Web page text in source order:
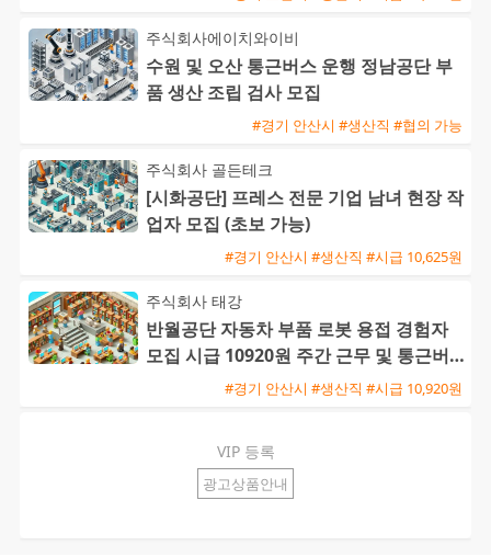
주식회사에이치와이비
수원 및 오산 통근버스 운행 정남공단 부
품 생산 조립 검사 모집
#경기 안산시 #생산직 #협의 가능
주식회사 골든테크
[시화공단] 프레스 전문 기업 남녀 현장 작
업자 모집 (초보 가능)
#경기 안산시 #생산직 #시급 10,625원
주식회사 태강
반월공단 자동차 부품 로봇 용접 경험자
모집 시급 10920원 주간 근무 및 통근버
#경기 안산시 #생산직 #시급 10,920원
VIP 등록
광고상품안내